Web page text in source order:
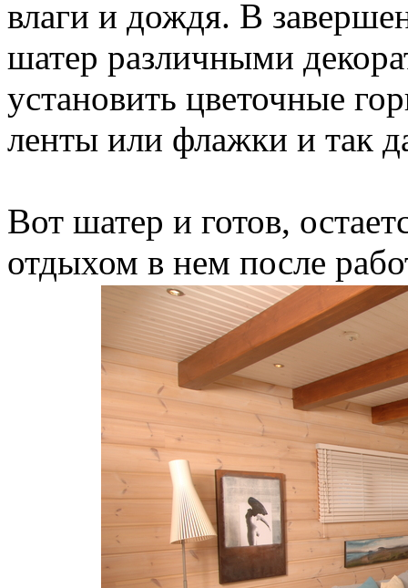
влаги и дождя. В
шатер различными
установить цветочные
ленты или флажки и так
Вот шатер и готов,
отдыхом в нем после